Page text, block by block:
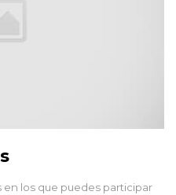
en los que puedes participar